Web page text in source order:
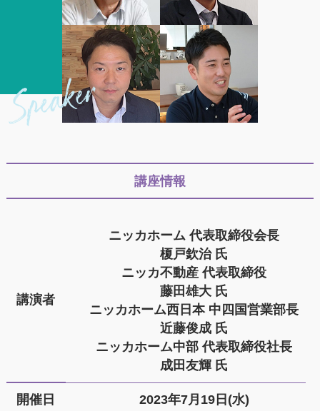
講座情報
講演者
ニッカホーム 代表取締役会長
榎戸欽治 氏
ニッカ不動産 代表取締役
藤田雄大 氏
ニッカホーム西日本 中四国営業部長
近藤俊成 氏
ニッカホーム中部 代表取締役社長
成田友輝 氏
開催日 2023年7月19日(水)